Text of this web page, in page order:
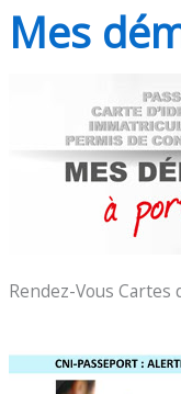
Mes
Rendez-Vous Cartes